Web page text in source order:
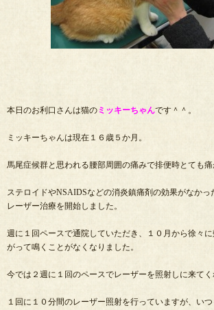
本日のお利口さんは猫の ミッキーちゃんです＾＾。
ミッキーちゃんは現在１６歳５か月。
馬尾症候群と思われる腰部周囲の痛みで排便時とても痛
ステロイドやNSAIDSなどの消炎鎮痛剤の効果がなかっ
レーザー治療を開始しました。
週に１回ペースで通院していただき、１０月から徐々
がって鳴くことがなくなりました。
今では２週に１回のペースでレーザーを照射しに来てく
１回に１０分間のレーザー照射を行っていますが、い